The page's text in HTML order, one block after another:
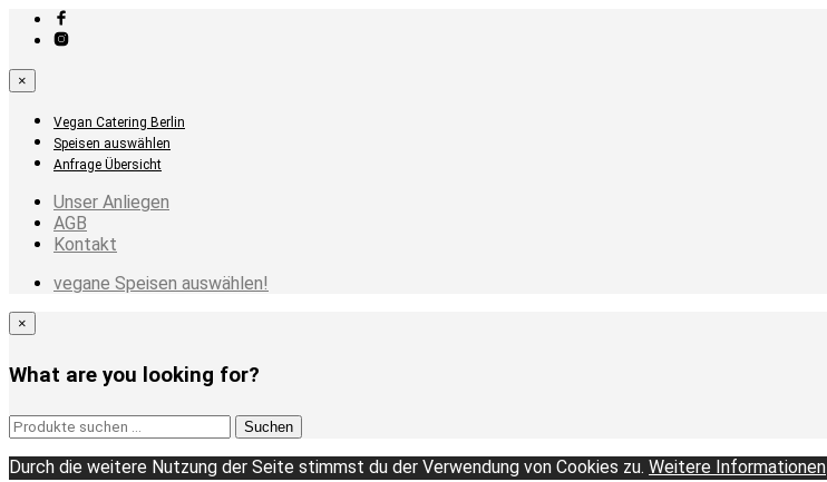
×
Vegan Catering Berlin
Speisen auswählen
Anfrage Übersicht
Unser Anliegen
AGB
Kontakt
vegane Speisen auswählen!
×
What are you looking for?
Suchen
nach:
Suchen
Durch die weitere Nutzung der Seite stimmst du der Verwendung von Cookies zu. Weitere Informationen